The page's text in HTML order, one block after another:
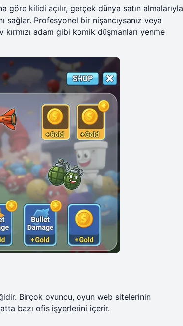
kilidi açılır, gerçek dünya satın almalarıyla
sağlar. Profesyonel bir nişancıysanız veya
adam gibi komik düşmanları yenme
Birçok oyuncu, oyun web sitelerinin
bazı ofis işyerlerini içerir.